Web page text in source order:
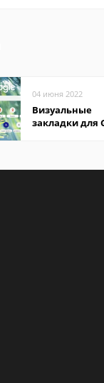
04 июня 2022
Визуальные
закладки для